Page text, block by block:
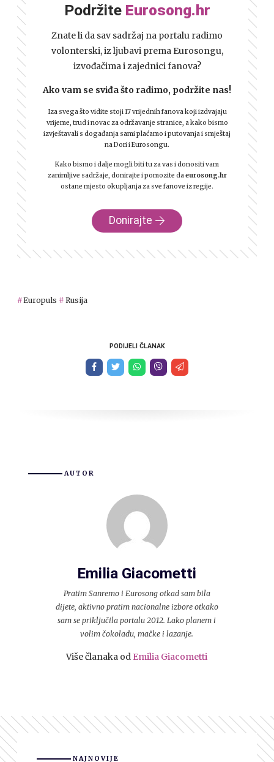
Podržite Eurosong.hr
Znate li da sav sadržaj na portalu radimo
volonterski, iz ljubavi prema Eurosongu,
izvođačima i zajednici fanova?
Ako vam se sviđa što radimo, podržite nas!
Iza svega što vidite stoji 17 vrijednih fanova koji izdvajaju
vrijeme, trud i novac za održavanje stranice, a kako bismo
izvještavali s događanja sami plaćamo i putovanja i smještaj
na Dori i Eurosongu.
Kako bismo i dalje mogli biti tu za vas i donositi vam
zanimljive sadržaje, donirajte i pomozite da eurosong.hr
ostane mjesto okupljanja za sve fanove iz regije.
Donirajte
Europuls Rusija
PODIJELI ČLANAK
AUTOR
Emilia Giacometti
Pratim Sanremo i Eurosong otkad sam bila
dijete, aktivno pratim nacionalne izbore otkako
sam se priključila portalu 2012. Lako planem i
volim čokoladu, mačke i lazanje.
Više članaka od Emilia Giacometti
NAJNOVIJE